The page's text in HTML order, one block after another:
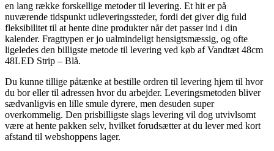
en lang række forskellige metoder til levering. Et hit er på
nuværende tidspunkt udleveringssteder, fordi det giver dig fuld
fleksibilitet til at hente dine produkter når det passer ind i din
kalender. Fragttypen er jo ualmindeligt hensigtsmæssig, og ofte
ligeledes den billigste metode til levering ved køb af Vandtæt 48cm
48LED Strip – Blå.
Du kunne tillige påtænke at bestille ordren til levering hjem til hvor
du bor eller til adressen hvor du arbejder. Leveringsmetoden bliver
sædvanligvis en lille smule dyrere, men desuden super
overkommelig. Den prisbilligste slags levering vil dog utvivlsomt
være at hente pakken selv, hvilket forudsætter at du lever med kort
afstand til webshoppens lager.